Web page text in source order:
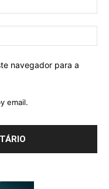
navegador para a
email.